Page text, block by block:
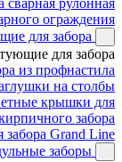
сварная рулонная
ограждения
для забора
для забора
из профнастила
на столбы
крышки для
забора
Grand Line
заборы